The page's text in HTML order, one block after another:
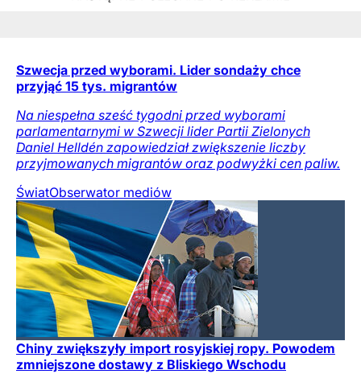
Szwecja przed wyborami. Lider sondaży chce
przyjąć 15 tys. migrantów
Na niespełna sześć tygodni przed wyborami
parlamentarnymi w Szwecji lider Partii Zielonych
Daniel Helldén zapowiedział zwiększenie liczby
przyjmowanych migrantów oraz podwyżki cen paliw.
ŚwiatObserwator mediów
Chiny zwiększyły import rosyjskiej ropy. Powodem
zmniejszone dostawy z Bliskiego Wschodu